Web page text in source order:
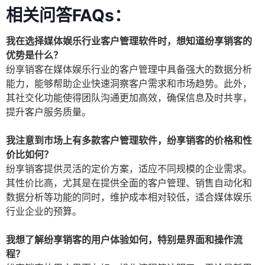
相关问答FAQs：
我在选择媒体娱乐行业客户管理软件时，想知道纷享销客的
优势是什么？
纷享销客在媒体娱乐行业的客户管理中具备强大的数据分析
能力，能够帮助企业快速洞察客户需求和市场趋势。此外，
其社交化功能使得团队沟通更加高效，确保信息及时共享，
提升客户服务质量。
我注意到市场上有多款客户管理软件，纷享销客的价格和性
价比如何？
纷享销客提供灵活的定价方案，适应不同规模的企业需求。
其性价比高，尤其是在提供全面的客户管理、销售自动化和
数据分析等功能的同时，维护成本相对较低，适合媒体娱乐
行业企业的预算。
我想了解纷享销客的用户体验如何，特别是界面和操作流
程？